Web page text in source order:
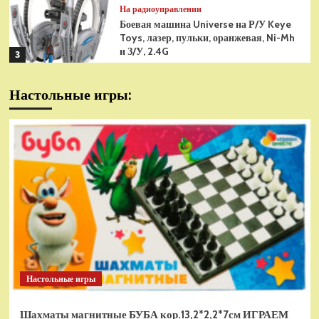
3
На радиоуправлении
Боевая машина Universe на Р/У Keye
Toys, лазер, пульки, оранжевая, Ni-Mh
и З/У, 2.4G
Радиоуправляемая модель
(HN1586)
На радиоуправлении
Р/У танк Taigen 1/16
Panzerkampfwagen III (Германия) HC
(для ИК танкового боя) V3 2.4G RTR,
TG3848-1HC-IR3.0
1
На радиоуправлении
Радиоуправляемый танк Torro
Sturmtiger Panzer 1к16
(TR1111700300)
Настольные игры:
Настольные игры
Шахматы магнитные БУБА кор.13,2*2,2*7см ИГРАЕМ